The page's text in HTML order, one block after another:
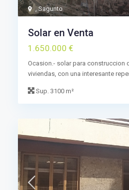
,Sagunto
Solar en Venta
1.650.000 €
Ocasion.- solar para construccion
viviendas, con una interesante
Sup. 3100 m²